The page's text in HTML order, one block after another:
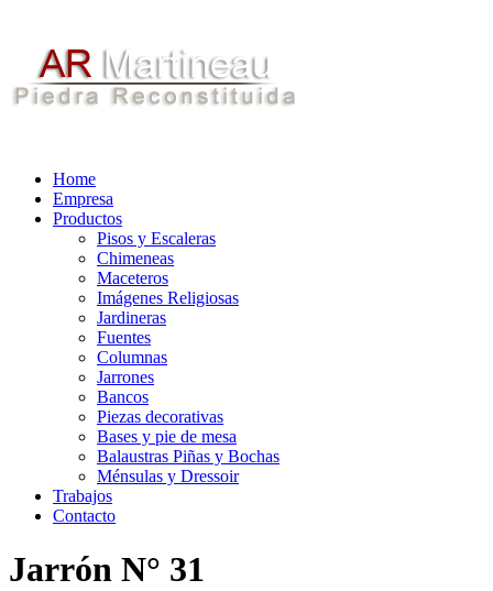
Home
Empresa
Productos
Pisos y Escaleras
Chimeneas
Maceteros
Imágenes Religiosas
Jardineras
Fuentes
Columnas
Jarrones
Bancos
Piezas decorativas
Bases y pie de mesa
Balaustras Piñas y Bochas
Ménsulas y Dressoir
Trabajos
Contacto
Jarrón N° 31